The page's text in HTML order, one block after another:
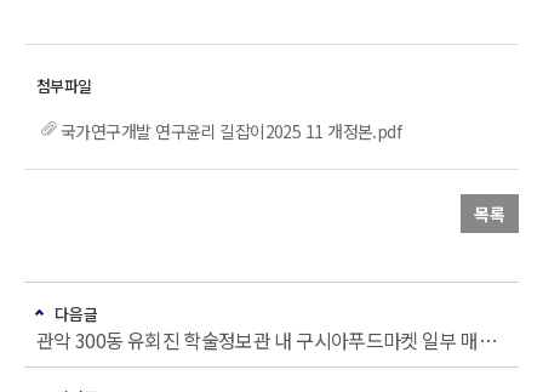
국가연구개발 연구윤리 길잡이2025 11 개정본.pdf
목록
다음글
관악 300동 유회진 학술정보관 내 구시아푸드마켓 일부 매장 운영 중단 안내